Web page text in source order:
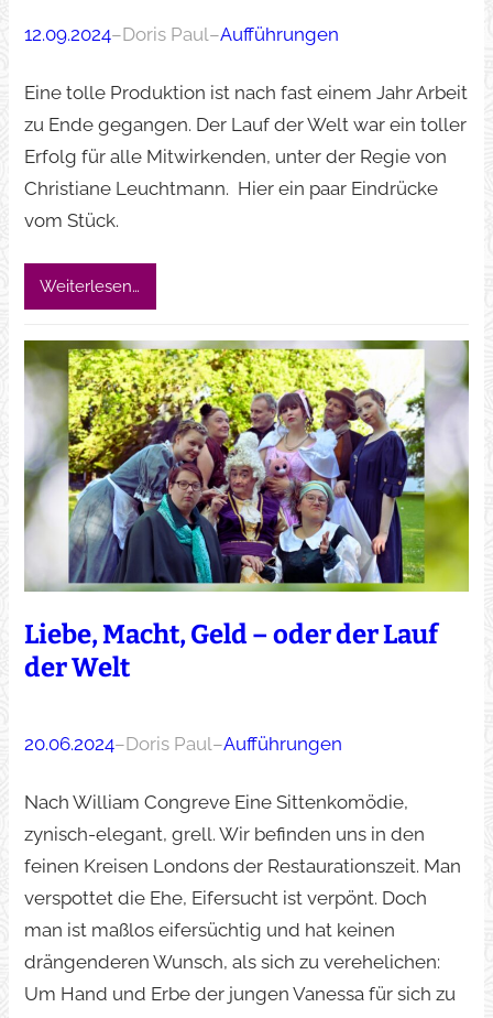
12.09.2024–Doris Paul–Aufführungen
Eine tolle Produktion ist nach fast einem Jahr Arbeit
zu Ende gegangen. Der Lauf der Welt war ein toller
Erfolg für alle Mitwirkenden, unter der Regie von
Christiane Leuchtmann. Hier ein paar Eindrücke
vom Stück.
Weiterlesen…
Liebe, Macht, Geld – oder der Lauf
der Welt
20.06.2024–Doris Paul–Aufführungen
Nach William Congreve Eine Sittenkomödie,
zynisch-elegant, grell. Wir befinden uns in den
feinen Kreisen Londons der Restaurationszeit. Man
verspottet die Ehe, Eifersucht ist verpönt. Doch
man ist maßlos eifersüchtig und hat keinen
drängenderen Wunsch, als sich zu verehelichen:
Um Hand und Erbe der jungen Vanessa für sich zu